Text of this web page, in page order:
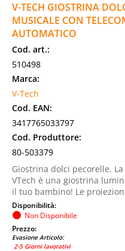
V-TECH GIOSTRINA
MUSICALE CON
AUTOMATICO
Cod. art.:
510498
Marca:
V-Tech
Cod. EAN:
3417765033797
Cod. Produttore:
80-503379
Giostrina dolci pecorelle.
VTech è una giostrina
il tuo bambino! Le
Disponibilità:
Non Disponibile
Prezzo:
Evasione Articolo:
2-5 Giorni lavorativi